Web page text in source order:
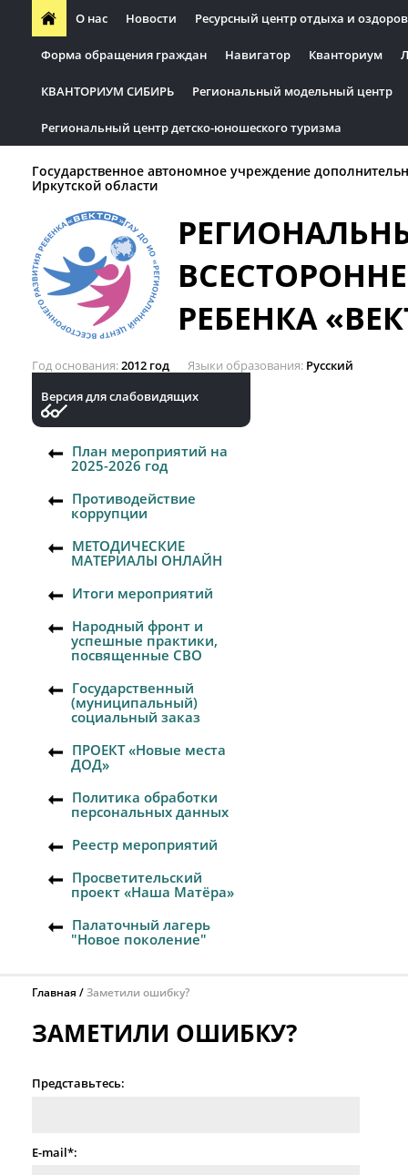
О нас Новости Ресурсный центр отдыха и
Форма обращения граждан Навигатор Кванториум
КВАНТОРИУМ СИБИРЬ Региональный модельный центр
Региональный центр детско-юношеского туризма
Государственное автономное учреждение
Иркутской области
РЕБЕНКА
Год основания 2012 год Языки образования Русский
Версия для слабовидящих
План мероприятий на
2025-2026 год
Противодействие
коррупции
МЕТОДИЧЕСКИЕ
МАТЕРИАЛЫ ОНЛАЙН
Итоги мероприятий
Народный фронт и
успешные практики,
посвященные СВО
Государственный
(муниципальный)
социальный заказ
ПРОЕКТ «Новые места
ДОД»
Политика обработки
персональных данных
Реестр мероприятий
Просветительский
проект «Наша Матёра»
Палаточный лагерь
"Новое поколение"
Главная Заметили ошибку?
ЗАМЕТИЛИ ОШИБКУ?
Представьтесь:
E-mail*: